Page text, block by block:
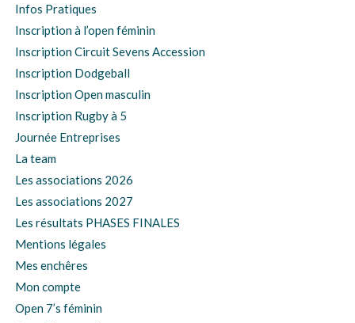
Infos Pratiques
Inscription à l’open féminin
Inscription Circuit Sevens Accession
Inscription Dodgeball
Inscription Open masculin
Inscription Rugby à 5
Journée Entreprises
La team
Les associations 2026
Les associations 2027
Les résultats PHASES FINALES
Mentions légales
Mes enchêres
Mon compte
Open 7’s féminin